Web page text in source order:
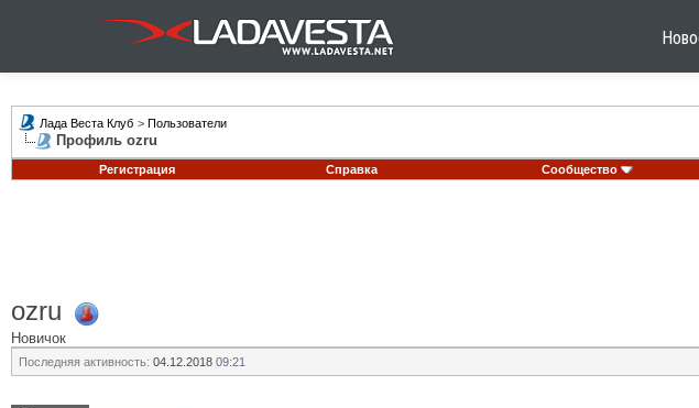
Лада Веста Клуб > Пользователи
Профиль ozru
Регистрация
Справка Сообщество
ozru
Новичок
Последняя активность: 04.12.2018 09:21